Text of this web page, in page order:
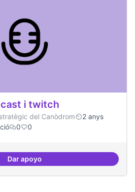
i twitch
del Canòdrom
2 anys
0 0
Dar apoyoCursos de podcast i twitch